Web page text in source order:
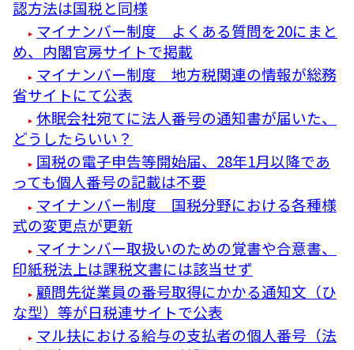
認方法は国税と同様
マイナンバー制度 よくある質問を20にまと
め、内閣官房サイトで掲載
マイナンバー制度 地方税関連の情報が総務
省サイトにて公表
休眠会社宛てに法人番号の通知書が届いた、
どうしたらいい？
国税の電子申告等開始届、28年1月以降であ
っても個人番号の記載は不要
マイナンバー制度 国税分野における各種様
式の変更点が更新
マイナンバー取扱いのための覚書や合意書、
印紙税法上は課税文書には該当せず
顧問先従業員の番号取得にかかる通知文（ひ
な型）等が日税連サイトで公表
マル扶における給与の支払者の個人番号（法